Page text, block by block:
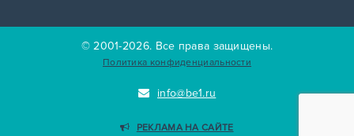
© 2001-2026. Все права защищены.
Политика конфиденциальности
info@be1.ru
РЕКЛАМА НА САЙТЕ